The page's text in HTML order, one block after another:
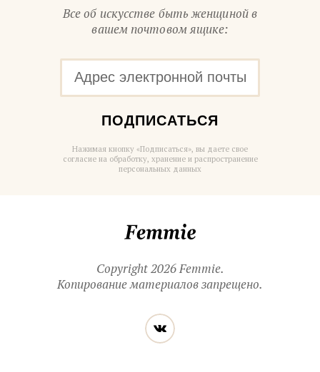
Все об искусстве быть женщиной в
вашем почтовом ящике:
ПОДПИСАТЬСЯ
Нажимая кнопку «Подписаться», вы даете свое
согласие на обработку, хранение и распространение
персональных данных
Copyright 2026 Femmie.
Копирование материалов запрещено.
Читайте
нас
в социальных